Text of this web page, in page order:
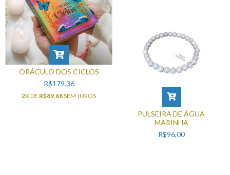
ORÁCULO DOS CICLOS
R$179,36
2X DE R$89,68SEM JUROS
PULSEIRA DE ÁGUA
MARINHA
R$96,00